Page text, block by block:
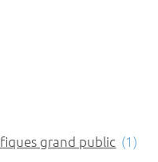
grand public (1)